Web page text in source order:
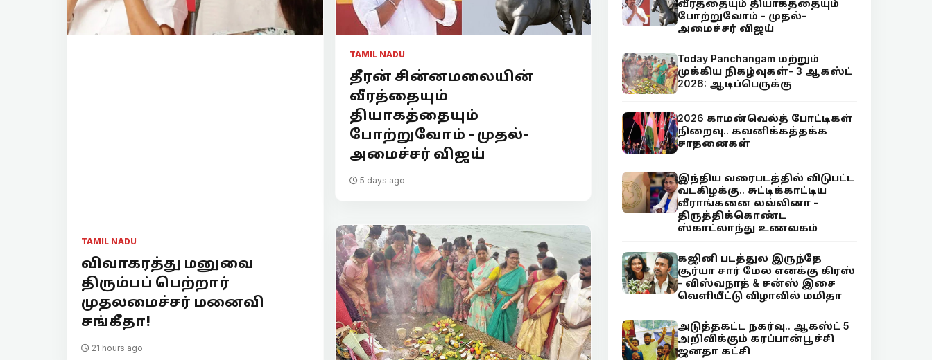
TAMIL NADU
விவாகரத்து மனுவை
திரும்பப் பெற்றார்
முதலமைச்சர் மனைவி
சங்கீதா!
21 hours ago
TAMIL NADU
தீரன் சின்னமலையின்
வீரத்தையும்
தியாகத்தையும்
போற்றுவோம் - முதல்-
அமைச்சர் விஜய்
5 days ago
வீரத்தையும் தியாகத்தையும்
போற்றுவோம் - முதல்-
அமைச்சர் விஜய்
Today Panchangam மற்றும்
முக்கிய நிகழ்வுகள்- 3 ஆகஸ்ட்
2026: ஆடிப்பெருக்கு
2026 காமன்வெல்த் போட்டிகள்
நிறைவு.. கவனிக்கத்தக்க
சாதனைகள்
இந்திய வரைபடத்தில் விடுபட்ட
வடகிழக்கு.. சுட்டிக்காட்டிய
வீராங்கனை லவ்லினா -
திருத்திக்கொண்ட
ஸ்காட்லாந்து உணவகம்
கஜினி படத்துல இருந்தே
சூர்யா சார் மேல எனக்கு கிரஸ்
- விஸ்வநாத் & சன்ஸ் இசை
வெளியீட்டு விழாவில் மமிதா
அடுத்தகட்ட நகர்வு.. ஆகஸ்ட் 5
அறிவிக்கும் கரப்பான்பூச்சி
ஜனதா கட்சி